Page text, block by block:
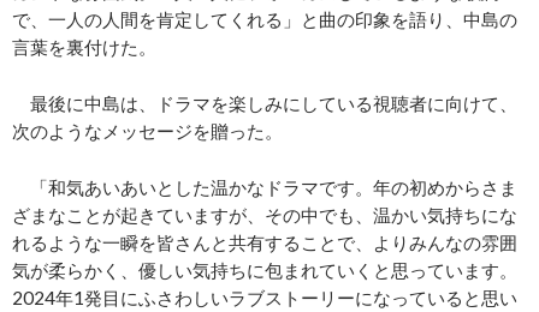
で、一人の人間を肯定してくれる」と曲の印象を語り、中島の
言葉を裏付けた。
最後に中島は、ドラマを楽しみにしている視聴者に向けて、
次のようなメッセージを贈った。
「和気あいあいとした温かなドラマです。年の初めからさま
ざまなことが起きていますが、その中でも、温かい気持ちにな
れるような一瞬を皆さんと共有することで、よりみんなの雰囲
気が柔らかく、優しい気持ちに包まれていくと思っています。
2024年1発目にふさわしいラブストーリーになっていると思い